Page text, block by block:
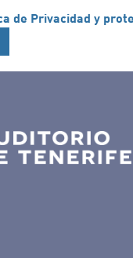
de Privacidad y